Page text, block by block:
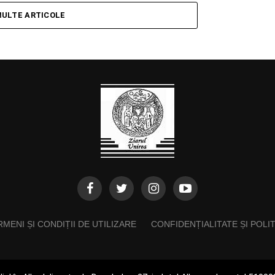
ARTICOLE
ȘI CONDIȚII DE UTILIZARE CONFIDENȚIALITATE ȘI